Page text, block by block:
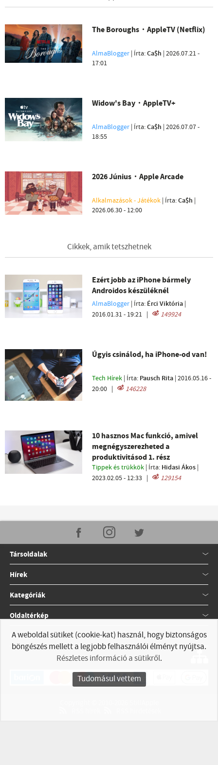
The Boroughs・AppleTV (Netflix)
AlmaBlogger | Írta:Ca$h |2026.07.21 -
17:01
Widow's Bay・AppleTV+
AlmaBlogger | Írta:Ca$h |2026.07.07 -
18:55
2026 Június・Apple Arcade
Alkalmazások - Játékok | Írta:Ca$h |
2026.06.30 - 12:00
Cikkek, amik tetszhetnek
Ezért jobb az iPhone bármely
Androidos készüléknél
AlmaBlogger | Írta: Érci Viktória |
2016.01.31 - 19:21 | 149924
Úgyis csinálod, ha iPhone-od van!
Tech Hírek | Írta: Pausch Rita |2016.05.16 -
20:00 | 146228
10 hasznos Mac funkció, amivel
megnégyszerezheted a
produktivitásod 1. rész
Tippek és trükkök | Írta: Hidasi Ákos |
2023.02.05 - 12:33 | 129154
Társoldalak
Hírek
Kategóriák
Oldaltérkép
Kapcsolat
A weboldal sütiket (cookie-kat) használ, hogy biztonságos
böngészés mellett a legjobb felhasználói élményt nyújtsa.
Részletes információ a sütikről.
Tudomásul vettem